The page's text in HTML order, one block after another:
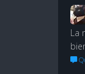
La